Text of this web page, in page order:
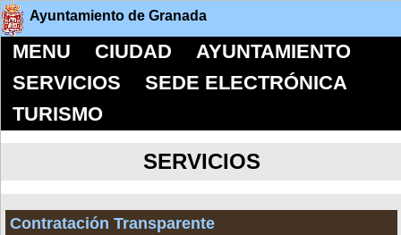
Ayuntamiento de Granada
MENU CIUDAD
AYUNTAMIENTO
SERVICIOS
SEDE ELECTRÓNICA
TURISMO
SERVICIOS
Contratación Transparente